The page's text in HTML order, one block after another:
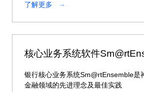
了解更多
核心业务系统软件
银行核心业务系统Sm@rtEnsemble是
金融领域的先进理念及最佳实践